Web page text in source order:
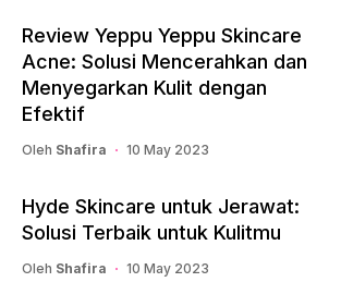
Review Yeppu Yeppu Skincare
Acne: Solusi Mencerahkan dan
Menyegarkan Kulit dengan
Efektif
Oleh Shafira 10 May 2023
Hyde Skincare untuk Jerawat:
Solusi Terbaik untuk Kulitmu
Oleh Shafira 10 May 2023